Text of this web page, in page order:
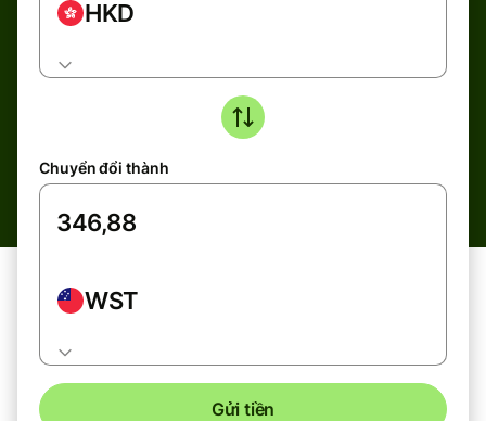
HKD
Chuyển đổi thành
WST
Gửi tiền